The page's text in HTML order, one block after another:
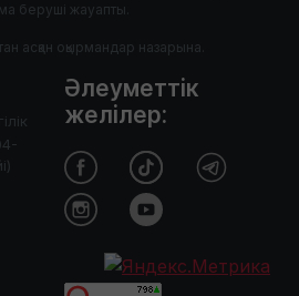
беруші жауапты.
асқан оқырмандар назарына.
Әлеуметтік
желілер: